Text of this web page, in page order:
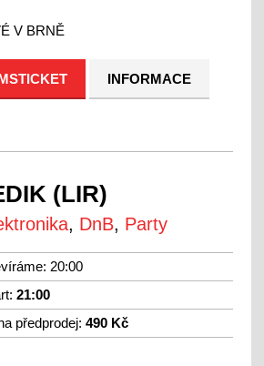
V BRNĚ
INFORMACE
(LIR)
, DnB, Party
20:00
21:00
předprodej: 490 Kč